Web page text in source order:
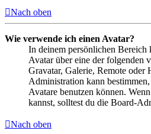
Nach oben
Wie verwende ich einen Avatar?
In deinem persönlichen Bereich
Avatar über eine der folgenden
Gravatar, Galerie, Remote oder
Administration kann
Avatare benutzen können.
kannst, solltest du die Board-
Nach oben